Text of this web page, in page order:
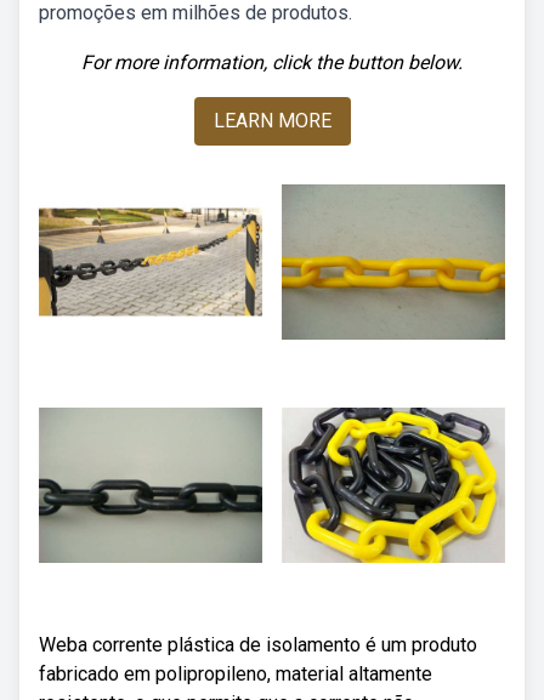
promoções em milhões de produtos.
For more information, click the button below.
LEARN MORE
Weba corrente plástica de isolamento é um produto
fabricado em polipropileno, material altamente